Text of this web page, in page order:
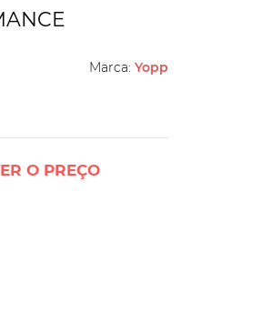
Marca: Yopp
O PREÇO